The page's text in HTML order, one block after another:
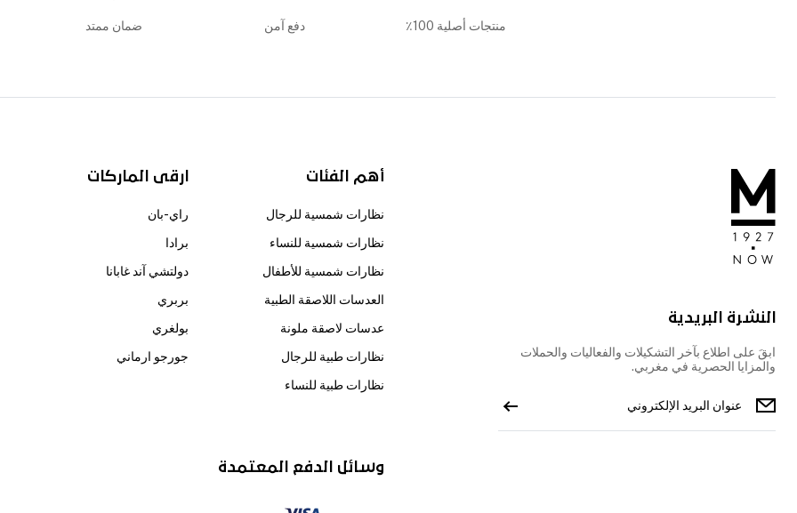
منتجات أصلية 100٪ دفع آمن ضمان ممتد
النشرة البريدية
ابقَ على اطلاع بآخر التشكيلات والفعاليات والحملات
والمزايا الحصرية في مغربي.
أهم الفئات
نظارات شمسية للرجال
نظارات شمسية للنساء
نظارات شمسية للأطفال
العدسات اللاصقة الطبية
عدسات لاصقة ملونة
نظارات طبية للرجال
نظارات طبية للنساء
ارقى الماركات
راي-بان
برادا
دولتشي آند غابانا
بربري
بولغري
جورجو ارماني
وسائل الدفع المعتمدة